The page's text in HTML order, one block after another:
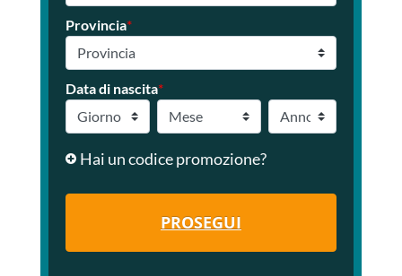
Provincia*
Data di nascita*
Hai un codice promozione?
PROSEGUI